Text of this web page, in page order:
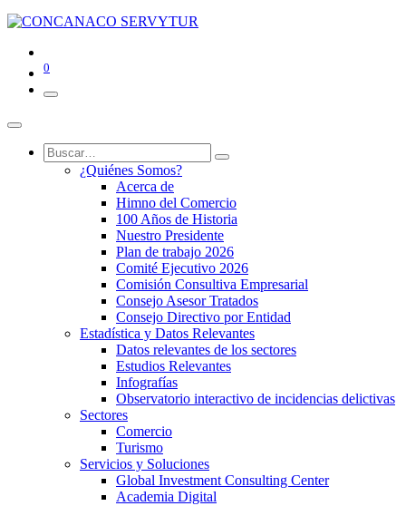
0
¿Quiénes Somos?
Acerca de
Himno del Comercio
100 Años de Historia
Nuestro Presidente
Plan de trabajo 2026
Comité Ejecutivo 2026
Comisión Consultiva Empresarial
Consejo Asesor Tratados
Consejo Directivo por Entidad
Estadística y Datos Relevantes
Datos relevantes de los sectores
Estudios Relevantes
Infografías
Observatorio interactivo de incidencias delictivas
Sectores
Comercio
Turismo
Servicios y Soluciones
Global Investment Consulting Center
Academia Digital